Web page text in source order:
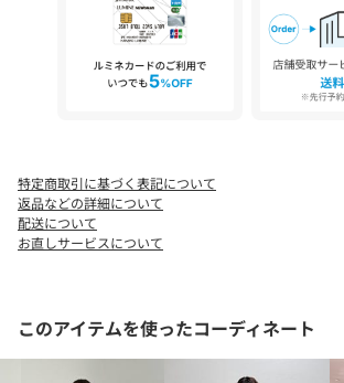
濡れた場合は、他の衣類に色が移ることがあり
●過度の摩擦を受けると擦れや破れの原因にな
●直射日光や蛍光灯の長時間照射により、色あ
【お気に入り登録をクリックでお得な情報をお
】
完売カラーの再入荷やラスト１点の通知、セー
新商品や再入荷、いち早くセールやクーポン
報を受けとることができます。
特定商取引に基づく表記について
返品などの詳細について
配送について
お直しサービスについて
このアイテムを使ったコーディネート